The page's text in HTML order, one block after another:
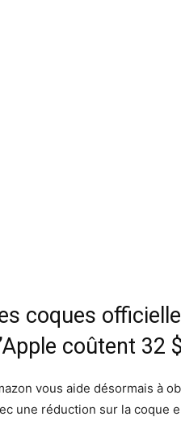
coques
coûtent 32 $
vous aide désormais à
une réduction sur la coque